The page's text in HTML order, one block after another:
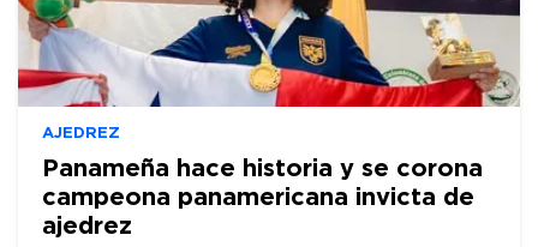
AJEDREZ
Panameña hace historia y se corona
campeona panamericana invicta de
ajedrez